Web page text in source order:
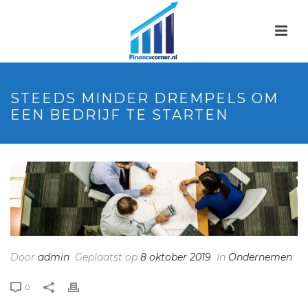
STEEDS MINDER DREMPELS OM
EEN BEDRIJF TE STARTEN
Door admin Geplaatst op 8 oktober 2019 In Ondernemen
0